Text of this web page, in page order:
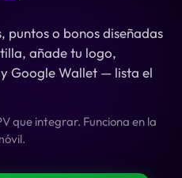
puntos o bonos diseñadas
añade tu logo,
Google Wallet — lista el
que integrar. Funciona en la